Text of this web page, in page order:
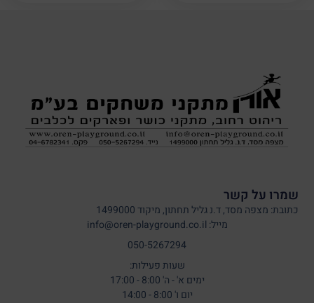
שמרו על קשר
כתובת: מצפה מסד, ד.נ גליל תחתון, מיקוד 1499000
מייל: info@oren-playground.co.il
050-5267294
שעות פעילות:
ימים א' - ה' 8:00 - 17:00
יום ו' 8:00 - 14:00